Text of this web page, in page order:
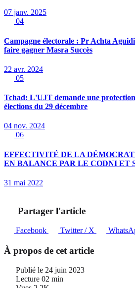
07 janv. 2025
04
Campagne électorale : Pr Achta
faire gagner Masra Succès
22 avr. 2024
05
Tchad: L'UJT demande une
élections du 29 décembre
04 nov. 2024
06
EFFECTIVITÉ DE LA
EN BALANCE PAR LE CODNI ET
31 mai 2022
Partager l'article
Facebook Twitter / X
À propos de cet article
Publié le 24 juin 2023
Lecture 02 min